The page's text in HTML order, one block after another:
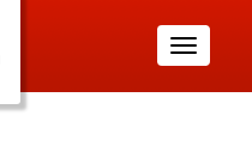
Toggle
navigation